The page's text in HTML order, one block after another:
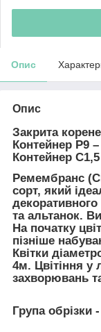
Опис
Опис
Закрита
Контейнер Р9
Контейнер С1,5
Ремембранс
сорт, який
та альтанок.
На початку
пізніше
Квітки
4м. Цвітіння у
захворювань
Група обрізки -